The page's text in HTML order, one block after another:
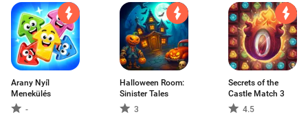
Arany Nyíl
Menekülés
-
Halloween Room:
Sinister Tales
3
Secrets of the
Castle Match 3
4.5